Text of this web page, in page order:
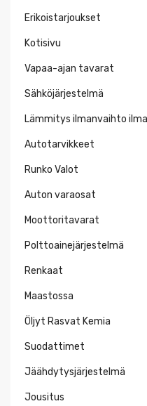
Erikoistarjoukset
Kotisivu
Vapaa-ajan tavarat
Sähköjärjestelmä
Lämmitys ilmanvaihto
Autotarvikkeet
Runko Valot
Auton varaosat
Moottoritavarat
Polttoainejärjestelmä
Renkaat
Maastossa
Öljyt Rasvat Kemia
Suodattimet
Jäähdytysjärjestelmä
Jousitus